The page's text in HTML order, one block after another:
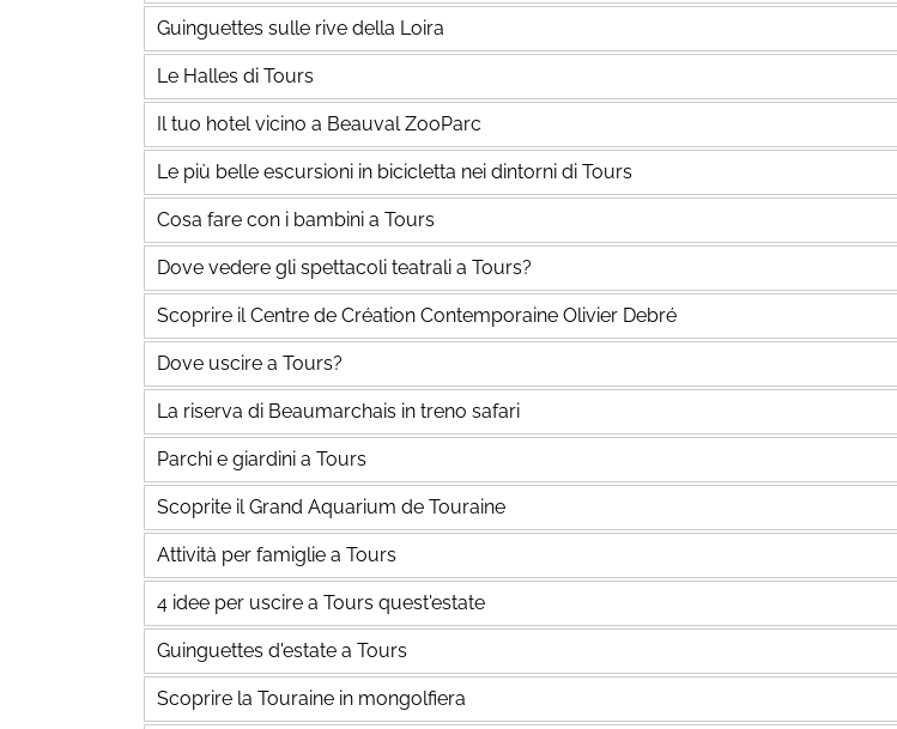
Guinguettes sulle rive della Loira
Le Halles di Tours
Il tuo hotel vicino a Beauval ZooParc
Le più belle escursioni in bicicletta nei dintorni di Tours
Cosa fare con i bambini a Tours
Dove vedere gli spettacoli teatrali a Tours?
Scoprire il Centre de Création Contemporaine Olivier Debré
Dove uscire a Tours?
La riserva di Beaumarchais in treno safari
Parchi e giardini a Tours
Scoprite il Grand Aquarium de Touraine
Attività per famiglie a Tours
4 idee per uscire a Tours quest'estate
Guinguettes d'estate a Tours
Scoprire la Touraine in mongolfiera